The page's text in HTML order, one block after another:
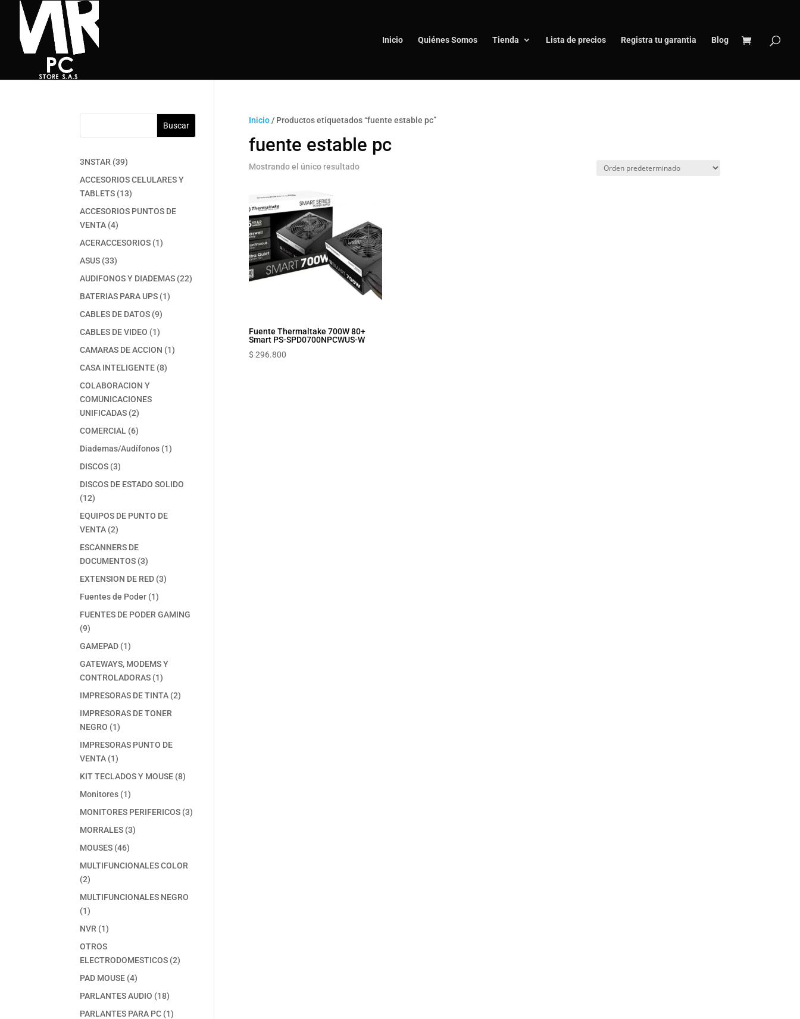
Inicio Quiénes Somos Tienda Lista de precios Registra tu garantia Blog
Inicio/ Productos etiquetados “fuente estable pc”
fuente estable pc
Mostrando el único resultado
Fuente Thermaltake 700W 80+
Smart PS-SPD0700NPCWUS-W
$ 296.800
Buscar
3NSTAR 3939
productos
ACCESORIOS CELULARES Y
TABLETS 1313
productos
ACCESORIOS PUNTOS DE
VENTA 44
productos
ACERACCESORIOS 11
ASUS 3333
productos
AUDIFONOS Y DIADEMAS 2222
BATERIAS PARA UPS 11
CABLES DE DATOS 99
CABLES DE VIDEO 11
producto
CAMARAS DE ACCION 11
CASA INTELIGENTE 88
COLABORACION Y
COMUNICACIONES
UNIFICADAS 22
productos
COMERCIAL 66
productos
Diademas/Audífonos 11
DISCOS 33
productos
DISCOS DE ESTADO SOLIDO
1212
productos
EQUIPOS DE PUNTO DE
VENTA 22
productos
ESCANNERS DE
DOCUMENTOS 33
productos
EXTENSION DE RED 33
Fuentes de Poder 11
producto
FUENTES DE PODER GAMING
99
productos
GAMEPAD 11
producto
GATEWAYS, MODEMS Y
CONTROLADORAS 11
producto
IMPRESORAS DE TINTA 22
IMPRESORAS DE TONER
NEGRO
11
producto
IMPRESORAS PUNTO DE
VENTA 11
producto
KIT TECLADOS Y MOUSE 88
Monitores 11
producto
MONITORES PERIFERICOS 33
MORRALES 33
MOUSES 4646
productos
MULTIFUNCIONALES COLOR
22
productos
MULTIFUNCIONALES NEGRO
11
producto
NVR 11
producto
OTROS
ELECTRODOMESTICOS 22
PAD MOUSE 44
productos
PARLANTES AUDIO 1818
productos
PARLANTES PARA PC 11